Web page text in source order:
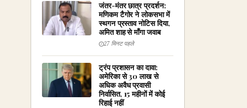
जंतर-मंतर छात्र प्रदर्शन:
मणिकम टैगोर ने लोकसभा में
स्थगन प्रस्ताव नोटिस दिया,
अमित शाह से माँगा जवाब
27 मिनट पहले
ट्रंप प्रशासन का दावा:
अमेरिका से 30 लाख से
अधिक अवैध प्रवासी
निर्वासित, 15 महीनों में कोई
रिहाई नहीं